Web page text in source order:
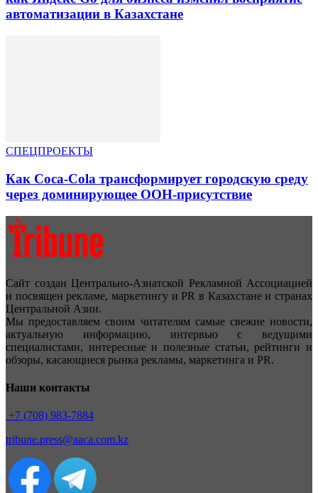
автоматизации в Казахстане
СПЕЦПРОЕКТЫ
Как Coca-Cola трансформирует городскую среду
через доминирующее OOH-присутствие
Сайт создан Центрально-Азиатской Рекламной Ассоциацией
и посвящен рекламе, маркетингу и PR в Казахстане и странах
Центральной Азии.
Мы предоставляем своим читателям самые свежие новости,
актуальную информацию, интервью с ведущими
специалистами, интересные и полезные статьи, рейтинги и
обзоры, касающиеся рынка рекламы, маркетинга и PR.
Наши контакты
+7 (708) 983-7884
tribune.press@aaca.com.kz